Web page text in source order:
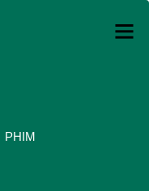
PHIM